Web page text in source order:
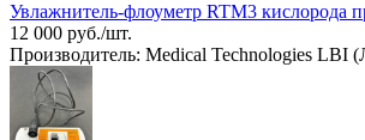
Увлажнитель-флоуметр RTM3 кислорода
12 000 руб./шт.
Производитель: Medical Technologies LBI